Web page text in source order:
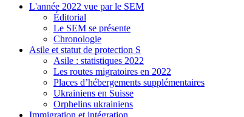
L'année 2022 vue par le SEM
Éditorial
Le SEM se présente
Chronologie
Asile et statut de protection S
Asile : statistiques 2022
Les routes migratoires en 2022
Places d’hébergements supplémentaires
Ukrainiens en Suisse
Orphelins ukrainiens
Immigration et intégration